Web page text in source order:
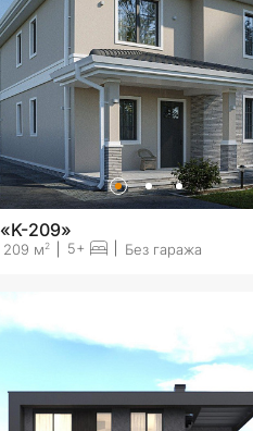
209»
209 м2 5+ Без гаража